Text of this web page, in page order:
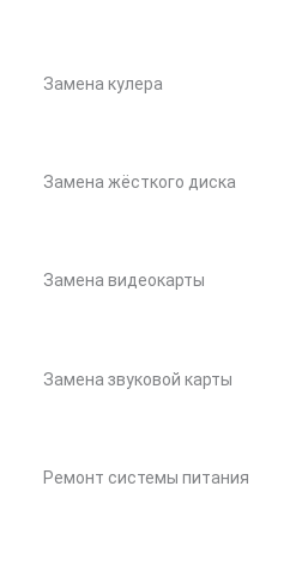
Замена кулера
Замена жёсткого диска
Замена видеокарты
Замена звуковой карты
Ремонт системы питания